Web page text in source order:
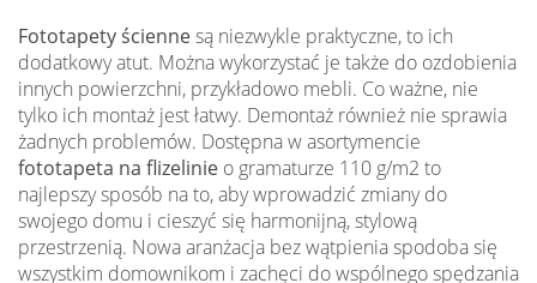
Fototapety ściennesą niezwykle praktyczne, to ich
dodatkowy atut. Można wykorzystać je także do ozdobienia
innych powierzchni, przykładowo mebli. Co ważne, nie
tylko ich montaż jest łatwy. Demontaż również nie sprawia
żadnych problemów. Dostępna w asortymencie
fototapeta na flizelinie o gramaturze 110 g/m2 to
najlepszy sposób na to, aby wprowadzić zmiany do
swojego domu i cieszyć się harmonijną, stylową
przestrzenią. Nowa aranżacja bez wątpienia spodoba się
wszystkim domownikom i zachęci do wspólnego spędzania